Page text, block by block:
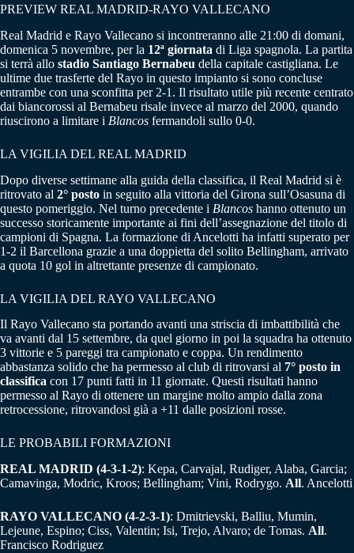
PREVIEW REAL MADRID-RAYO VALLECANO
Real Madrid e Rayo Vallecano si incontreranno alle 21:00 di domani,
domenica 5 novembre, per la 12ª giornata di Liga spagnola. La partita
si terrà allo stadio Santiago Bernabeu della capitale castigliana. Le
ultime due trasferte del Rayo in questo impianto si sono concluse
entrambe con una sconfitta per 2-1. Il risultato utile più recente centrato
dai biancorossi al Bernabeu risale invece al marzo del 2000, quando
riuscirono a limitare i Blancos fermandoli sullo 0-0.
LA VIGILIA DEL REAL MADRID
Dopo diverse settimane alla guida della classifica, il Real Madrid si è
ritrovato al 2° posto in seguito alla vittoria del Girona sull’Osasuna di
questo pomeriggio. Nel turno precedente i Blancos hanno ottenuto un
successo storicamente importante ai fini dell’assegnazione del titolo di
campioni di Spagna. La formazione di Ancelotti ha infatti superato per
1-2 il Barcellona grazie a una doppietta del solito Bellingham, arrivato
a quota 10 gol in altrettante presenze di campionato.
LA VIGILIA DEL RAYO VALLECANO
Il Rayo Vallecano sta portando avanti una striscia di imbattibilità che
va avanti dal 15 settembre, da quel giorno in poi la squadra ha ottenuto
3 vittorie e 5 pareggi tra campionato e coppa. Un rendimento
abbastanza solido che ha permesso al club di ritrovarsi al 7° posto in
classifica con 17 punti fatti in 11 giornate. Questi risultati hanno
permesso al Rayo di ottenere un margine molto ampio dalla zona
retrocessione, ritrovandosi già a +11 dalle posizioni rosse.
LE PROBABILI FORMAZIONI
REAL MADRID (4-3-1-2): Kepa, Carvajal, Rudiger, Alaba, Garcia;
Camavinga, Modric, Kroos; Bellingham; Vini, Rodrygo. All. Ancelotti
RAYO VALLECANO (4-2-3-1): Dmitrievski, Balliu, Mumin,
Lejeune, Espino; Ciss, Valentin; Isi, Trejo, Alvaro; de Tomas. All.
Francisco Rodriguez